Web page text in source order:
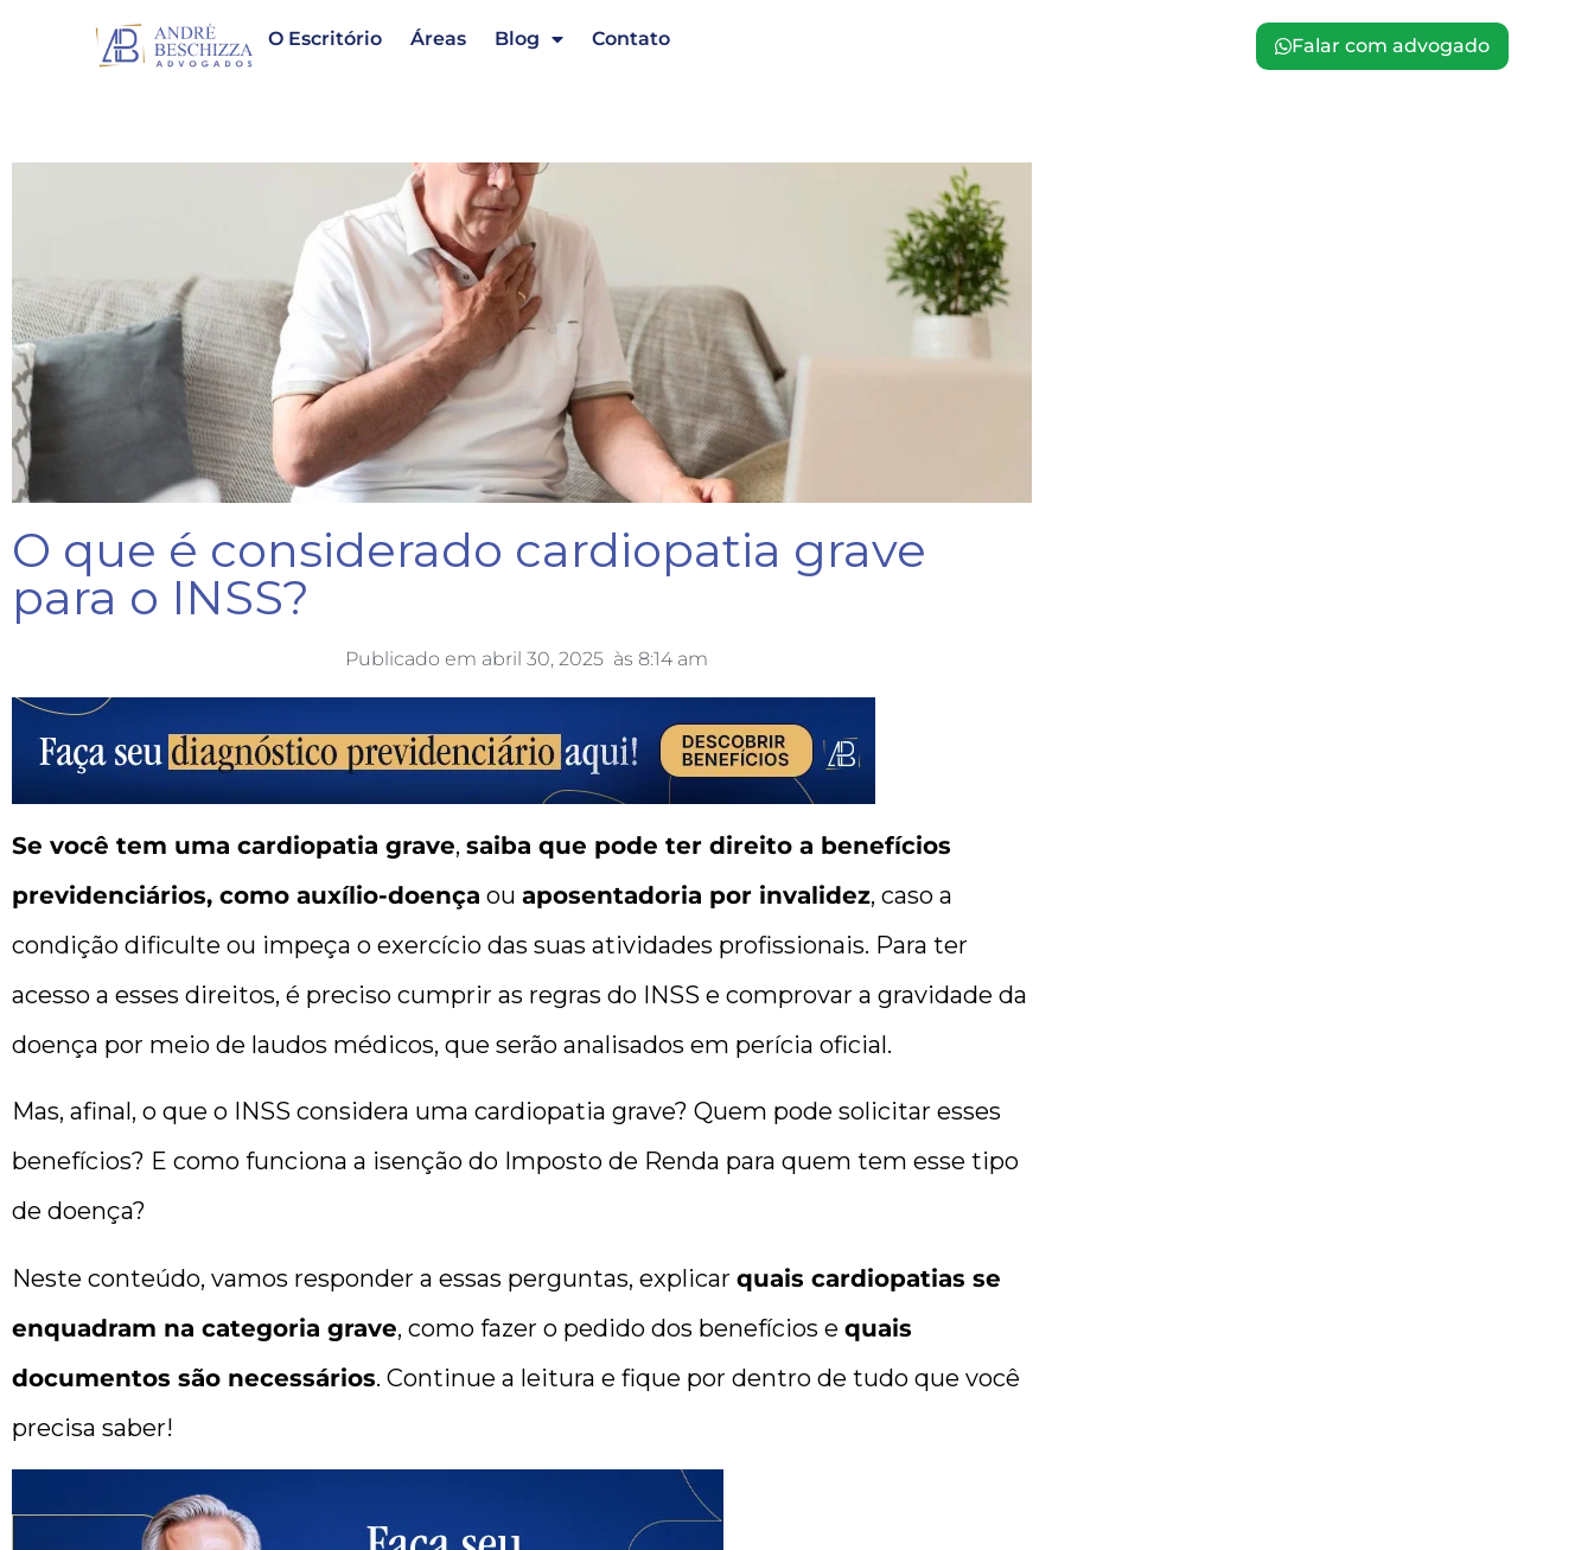
O Escritório Áreas Blog Contato Falar com advogado
O que é considerado cardiopatia grave
para o INSS?
Publicado em abril 30, 2025 às 8:14 am
Se você tem uma cardiopatia grave, saiba que pode ter direito a benefícios
previdenciários, como auxílio-doença ou aposentadoria por invalidez, caso a
condição dificulte ou impeça o exercício das suas atividades profissionais. Para ter
acesso a esses direitos, é preciso cumprir as regras do INSS e comprovar a gravidade da
doença por meio de laudos médicos, que serão analisados em perícia oficial.
Mas, afinal, o que o INSS considera uma cardiopatia grave? Quem pode solicitar esses
benefícios? E como funciona a isenção do Imposto de Renda para quem tem esse tipo
de doença?
Neste conteúdo, vamos responder a essas perguntas, explicar quais cardiopatias se
enquadram na categoria grave, como fazer o pedido dos benefícios e quais
documentos são necessários. Continue a leitura e fique por dentro de tudo que você
precisa saber!